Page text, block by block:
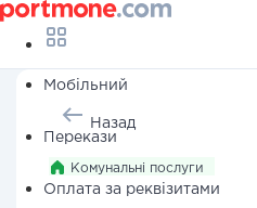
Мобільний
Перекази
Оплата за реквізитами
Назад
Комунальні послуги